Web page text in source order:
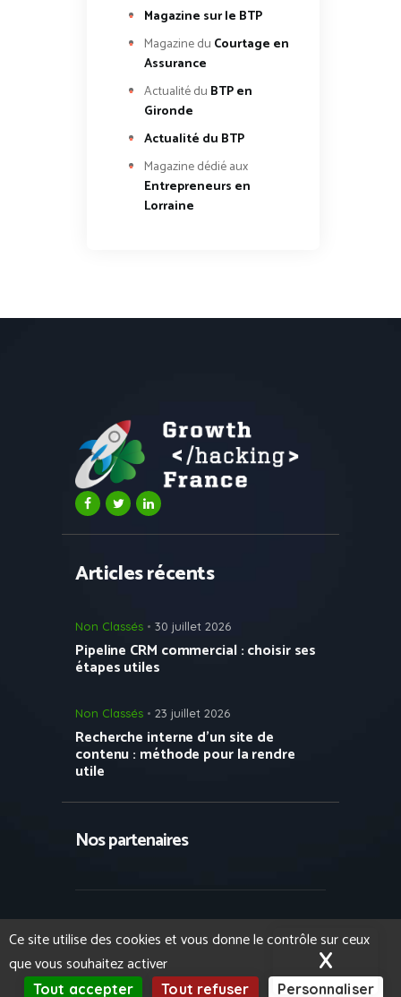
Ce site utilise des cookies et vous donne le contrôle sur ceux
que vous souhaitez activer
Tout accepter Tout refuser Personnaliser
X
Magazine sur le BTP
Magazine du Courtage en
Assurance
Actualité du BTP en
Gironde
Actualité du BTP
Magazine dédié aux
Entrepreneurs en
Lorraine
Articles récents
Non Classés 30 juillet 2026
Pipeline CRM commercial : choisir ses
étapes utiles
Non Classés 23 juillet 2026
Recherche interne d’un site de
contenu : méthode pour la rendre
utile
Nos partenaires
Copyright © 2023 Growth Hacking France
- Tous droits réservés.Formation IA et
LLM pour les entreprises
Mentions légales.